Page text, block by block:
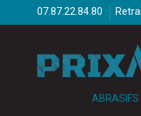
07.87.22.84.80
ABRASIFS